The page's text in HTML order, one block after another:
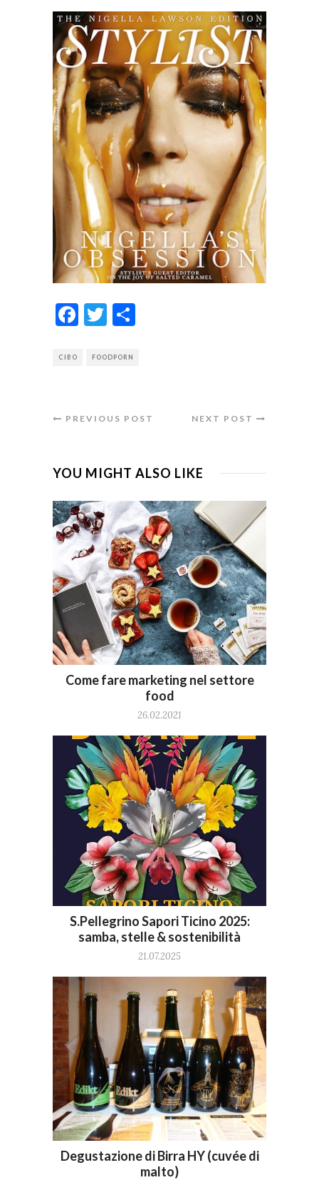
Facebook
Twitter
CIBO FOODPORN
PREVIOUS POST NEXT POST
YOU MIGHT ALSO LIKE
Come fare marketing nel settore
food
26.02.2021
S.Pellegrino Sapori Ticino 2025:
samba, stelle & sostenibilità
21.07.2025
Degustazione di Birra HY (cuvée di
malto)